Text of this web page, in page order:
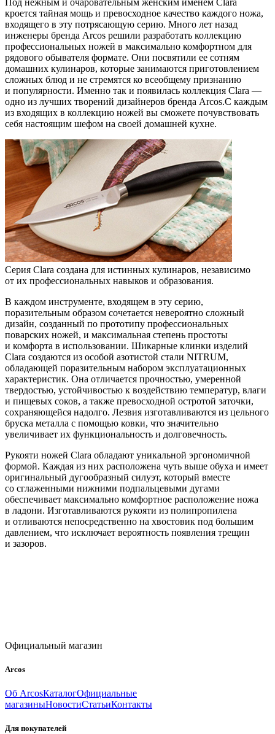
кроется тайная мощь и превосходное качество каждого ножа,
входящего в эту потрясающую серию. Много лет назад
инженеры бренда Arcos решили разработать коллекцию
профессиональных ножей в максимально комфортном для
рядового обывателя формате. Они посвятили ее сотням
домашних кулинаров, которые занимаются приготовлением
сложных блюд и не стремятся ко всеобщему признанию
и популярности. Именно так и появилась коллекция Clara —
одно из лучших творений дизайнеров бренда Arcos.С каждым
из входящих в коллекцию ножей вы сможете почувствовать
себя настоящим шефом на своей домашней кухне.
Серия Clara создана для истинных кулинаров, независимо
от их профессиональных навыков и образования.
В каждом инструменте, входящем в эту серию,
поразительным образом сочетается невероятно сложный
дизайн, созданный по прототипу профессиональных
поварских ножей, и максимальная степень простоты
и комфорта в использовании. Шикарные клинки изделий
Clara создаются из особой азотистой стали NITRUM,
обладающей поразительным набором эксплуатационных
характеристик. Она отличается прочностью, умеренной
твердостью, устойчивостью к воздействию температур, влаги
и пищевых соков, а также превосходной остротой заточки,
сохраняющейся надолго. Лезвия изготавливаются из цельного
бруска металла с помощью ковки, что значительно
увеличивает их функциональность и долговечность.
Рукояти ножей Clara обладают уникальной эргономичной
формой. Каждая из них расположена чуть выше обуха и имеет
оригинальный дугообразный силуэт, который вместе
со сглаженными нижними подпальцевыми дугами
обеспечивает максимально комфортное расположение ножа
в ладони. Изготавливаются рукояти из полипропилена
и отливаются непосредственно на хвостовик под большим
давлением, что исключает вероятность появления трещин
и зазоров.
Официальный магазин
Arcos
Об ArcosКаталогОфициальные
магазиныНовостиСтатьиКонтакты
Для покупателей